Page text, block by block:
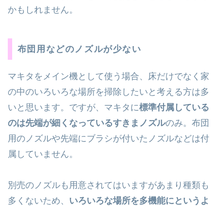
かもしれません。
布団用などのノズルが少ない
マキタをメイン機として使う場合、床だけでなく家
の中のいろいろな場所を掃除したいと考える方は多
いと思います。ですが、マキタに標準付属している
のは先端が細くなっているすきまノズルのみ。布団
用のノズルや先端にブラシが付いたノズルなどは付
属していません。
別売のノズルも用意されてはいますがあまり種類も
多くないため、 いろいろな場所を多機能にというよ